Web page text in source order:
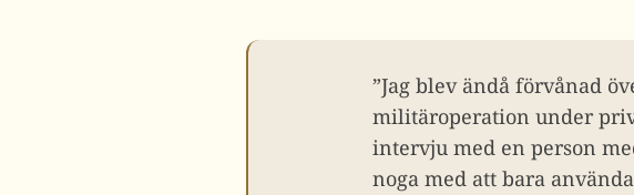
”Jag blev ändå förvånad
militäroperation under
intervju med en person
noga med att bara